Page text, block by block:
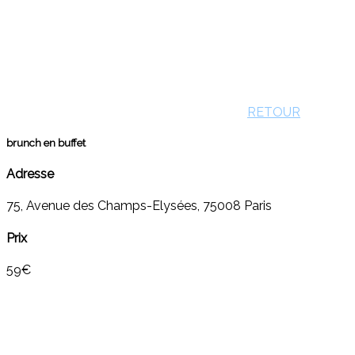
RETOUR
brunch en buffet
Adresse
75, Avenue des Champs-Elysées, 75008 Paris
Prix
59€